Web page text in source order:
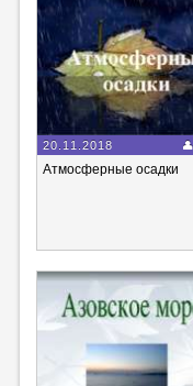
20.11.2018
Атмосферные осадки